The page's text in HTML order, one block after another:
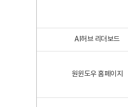
AI허브 리더보드
원윈도우 홈페이지